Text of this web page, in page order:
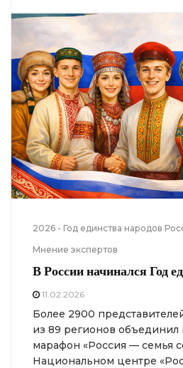
2026 - Год единства народов
Мнение экспертов
В России начинался Год
11.02.2026
Более 2900
из 89 регионов
марафон «Россия — семья
Национальном центре